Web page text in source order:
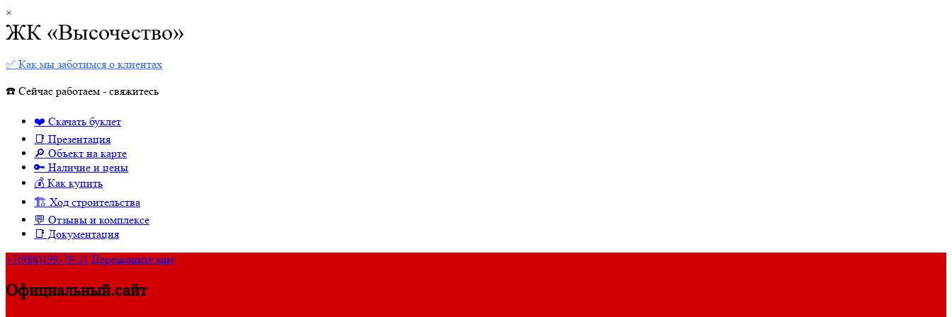
×
ЖК «Высочество»
✅ Как мы заботимся о клиентах
☎️ Сейчас работаем - свяжитесь
❤️ Скачать буклет
📑 Презентация
🔎 Объект на карте
🔑 Наличие и цены
💰 Как купить
🏗 Ход строительства
💬 Отзывы и комплексе
📑 Документация
+7(988)199-79-51 Перезвоните мне
Официальный.сайт